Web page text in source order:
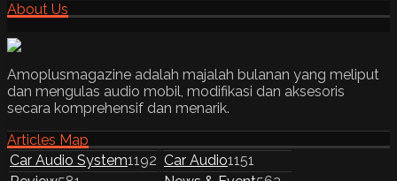
About Us
Amoplusmagazine adalah majalah bulanan yang meliput
dan mengulas audio mobil, modifikasi dan aksesoris
secara komprehensif dan menarik.
Articles Map
Car Audio System1192 Car Audio1151